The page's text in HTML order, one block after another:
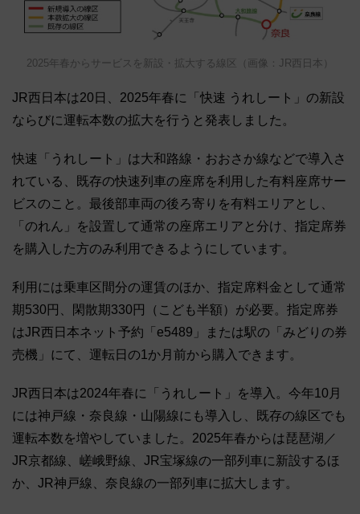
2025年春からサービスを新設・拡大する線区（画像：JR西日本）
JR西日本は20日、2025年春に「快速 うれしート」の新設
ならびに運転本数の拡大を行うと発表しました。
快速「うれしート」は大和路線・おおさか線などで導入さ
れている、既存の快速列車の座席を利用した有料座席サー
ビスのこと。最後部車両の後ろ寄りを有料エリアとし、
「のれん」を設置して通常の座席エリアと分け、指定席券
を購入した方のみ利用できるようにしています。
利用には乗車区間分の運賃のほか、指定席料金として通常
期530円、閑散期330円（こども半額）が必要。指定席券
はJR西日本ネット予約「e5489」または駅の「みどりの券
売機」にて、運転日の1か月前から購入できます。
JR西日本は2024年春に「うれしート」を導入。今年10月
には神戸線・奈良線・山陽線にも導入し、既存の線区でも
運転本数を増やしていました。2025年春からは琵琶湖／
JR京都線、嵯峨野線、JR宝塚線の一部列車に新設するほ
か、JR神戸線、奈良線の一部列車に拡大します。